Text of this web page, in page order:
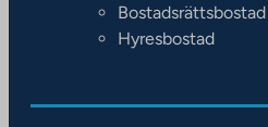
Bostadsrättsbostad
Hyresbostad